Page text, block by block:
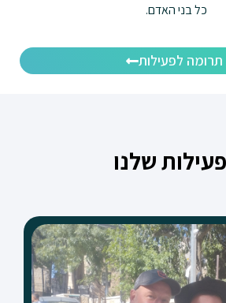
כל בני האדם.
תרומה לפעילות
שלנו